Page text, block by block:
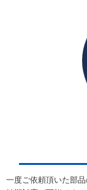
一度ご依頼頂いた部